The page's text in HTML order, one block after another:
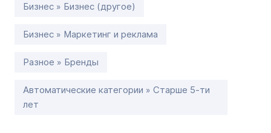
Бизнес » Бизнес (другое)
Бизнес » Маркетинг и реклама
Разное » Бренды
Автоматические категории » Старше 5-ти
лет